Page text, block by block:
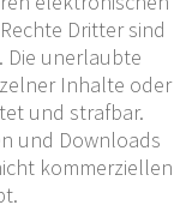
Dritter sind
Die unerlaubte
Inhalte oder
und strafbar.
und Downloads
kommerziellen